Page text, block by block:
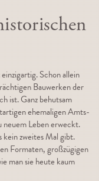
Schon allein
Bauwerken der
ist. Ganz behutsam
ehemaligen Amts-
neuem Leben erweckt.
kein zweites Mal gibt.
Formaten, großzügigen
man sie heute kaum